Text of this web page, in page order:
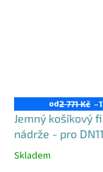
od2 771 Kč
Jemný košíkový
nádrže - pro
i DN160
Průměrné
Skladem